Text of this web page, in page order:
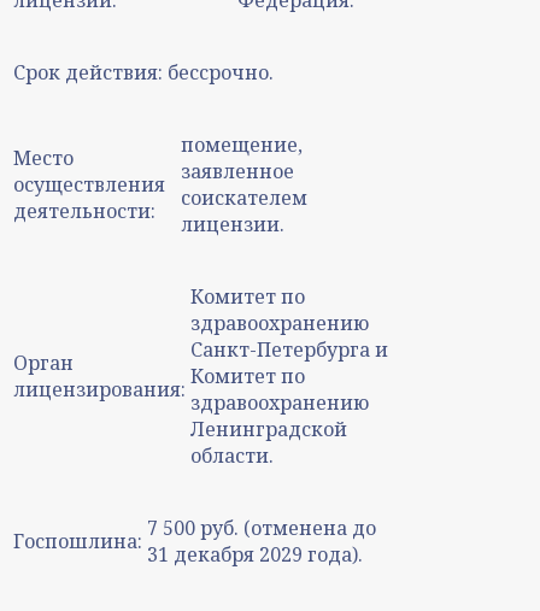
Срок действия: бессрочно.
Место
осуществления
деятельности:
помещение,
заявленное
соискателем
лицензии.
Орган
лицензирования:
Комитет по
здравоохранению
Санкт-Петербурга и
Комитет по
здравоохранению
Ленинградской
области.
Госпошлина: 7 500 руб. (отменена до
31 декабря 2029 года).